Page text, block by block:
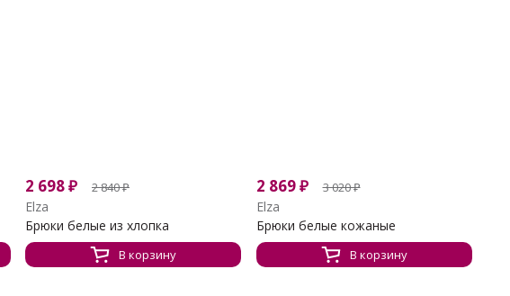
2 698₽ 2 840₽
Elza
Брюки белые из хлопка
В корзину
2 869₽ 3 020₽
Elza
Брюки белые кожаные
В корзину